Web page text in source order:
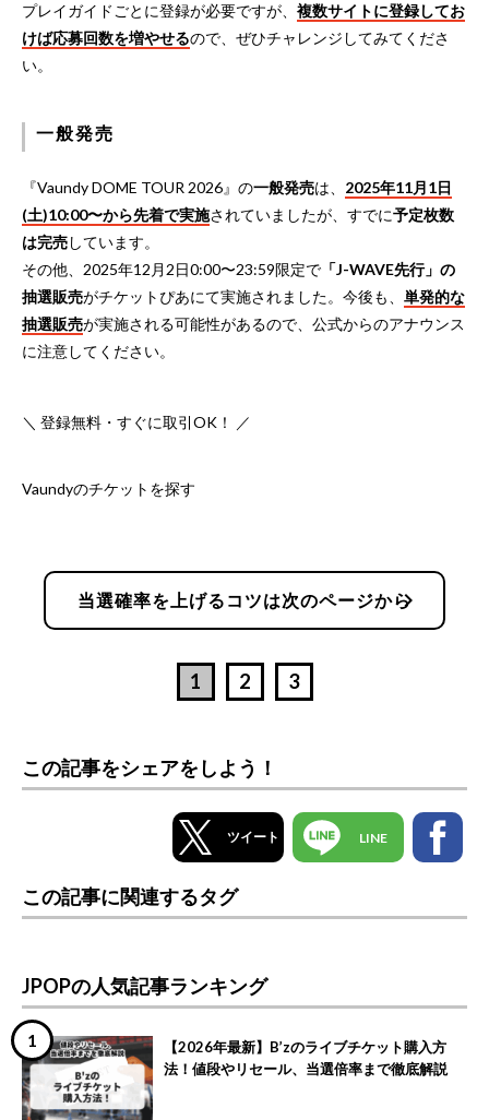
プレイガイドごとに登録が必要ですが、 複数サイトに登録してお
けば応募回数を増やせるので、ぜひチャレンジしてみてくださ
い。
一般発売
『Vaundy DOME TOUR 2026』の一般発売は、 2025年11月1日
(土)10:00〜から先着で実施されていましたが、すでに予定枚数
は完売しています。
その他、2025年12月2日0:00〜23:59限定で 「J-WAVE先行」の
抽選販売がチケットぴあにて実施されました。今後も、 単発的な
抽選販売が実施される可能性があるので、公式からのアナウンス
に注意してください。
＼ 登録無料・すぐに取引OK！ ／
Vaundyのチケットを探す
当選確率を上げるコツは次のページから
chevron_right
1 2 3
この記事をシェアをしよう！
ツイート LINE
この記事に関連するタグ
JPOPの人気記事ランキング
【2026年最新】B’zのライブチケット購入方
法！値段やリセール、当選倍率まで徹底解説